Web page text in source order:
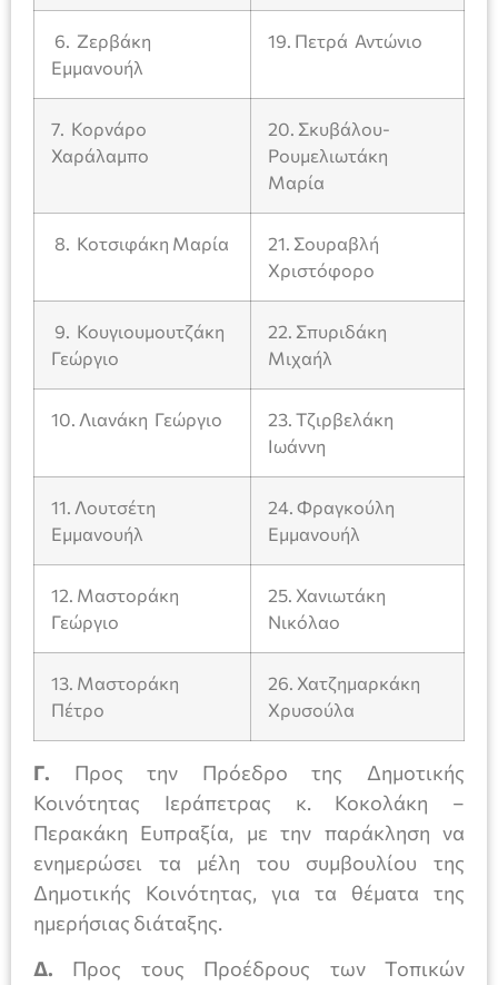
6. Ζερβάκη
Εμμανουήλ
19. Πετρά Αντώνιο
7. Κορνάρο
Χαράλαμπο
20. Σκυβάλου-
Ρουμελιωτάκη
Μαρία
8. Κοτσιφάκη Μαρία
21. Σουραβλή
Χριστόφορο
9. Κουγιουμουτζάκη
Γεώργιο
22. Σπυριδάκη
Μιχαήλ
10. Λιανάκη Γεώργιο
23. Τζιρβελάκη
Ιωάννη
11. Λουτσέτη
Εμμανουήλ
24. Φραγκούλη
Εμμανουήλ
12. Μαστοράκη
Γεώργιο
25. Χανιωτάκη
Νικόλαο
13. Μαστοράκη
Πέτρο
26. Χατζημαρκάκη
Χρυσούλα
Γ. Προς την Πρόεδρο της Δημοτικής
Κοινότητας Ιεράπετρας κ. Κοκολάκη –
Περακάκη Ευπραξία, με την παράκληση να
ενημερώσει τα μέλη του συμβουλίου της
Δημοτικής Κοινότητας, για τα θέματα της
ημερήσιας διάταξης.
Δ. Προς τους Προέδρους των Τοπικών